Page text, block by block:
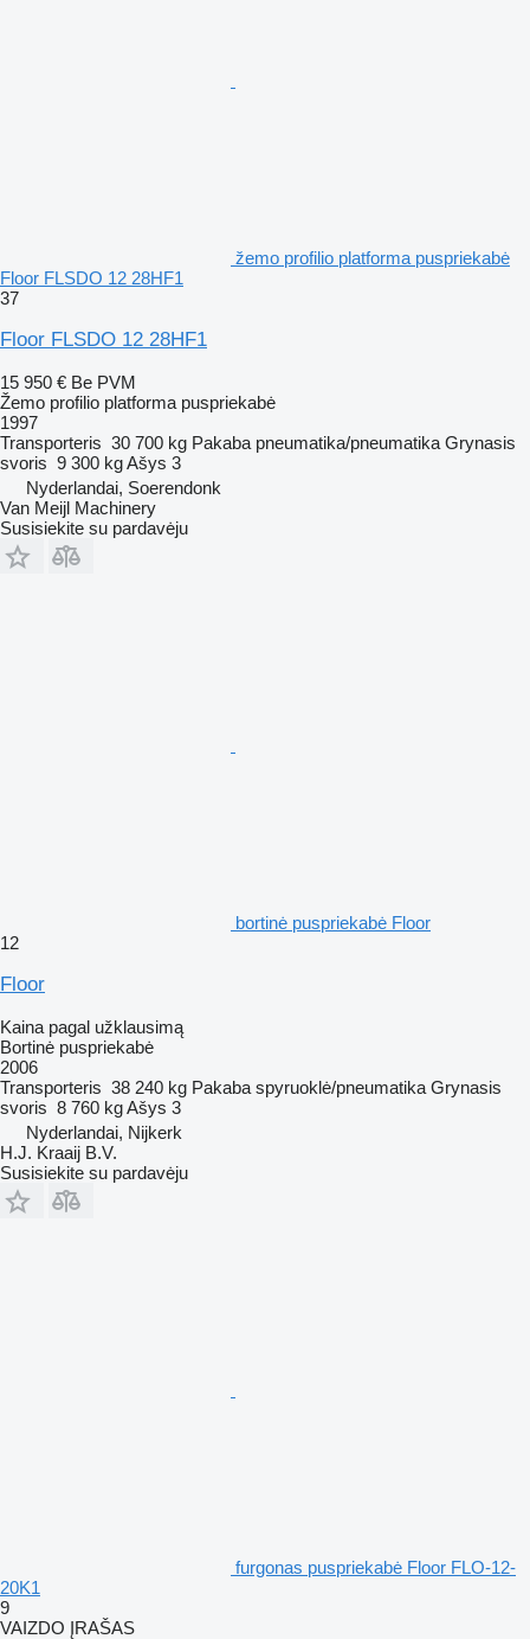
žemo profilio platforma puspriekabė
Floor FLSDO 12 28HF1
37
Floor FLSDO 12 28HF1
15 950 € Be PVM
Žemo profilio platforma puspriekabė
1997
Transporteris 30 700 kg Pakaba pneumatika/pneumatika Grynasis
svoris 9 300 kgAšys 3
Nyderlandai, Soerendonk
Van Meijl Machinery
Susisiekite su pardavėju
bortinė puspriekabė Floor
12
Floor
Kaina pagal užklausimą
Bortinė puspriekabė
2006
Transporteris 38 240 kg Pakaba spyruoklė/pneumatika Grynasis
svoris 8 760 kgAšys 3
Nyderlandai, Nijkerk
H.J. Kraaij B.V.
Susisiekite su pardavėju
furgonas puspriekabė Floor FLO-12-
20K1
9
VAIZDO ĮRAŠAS